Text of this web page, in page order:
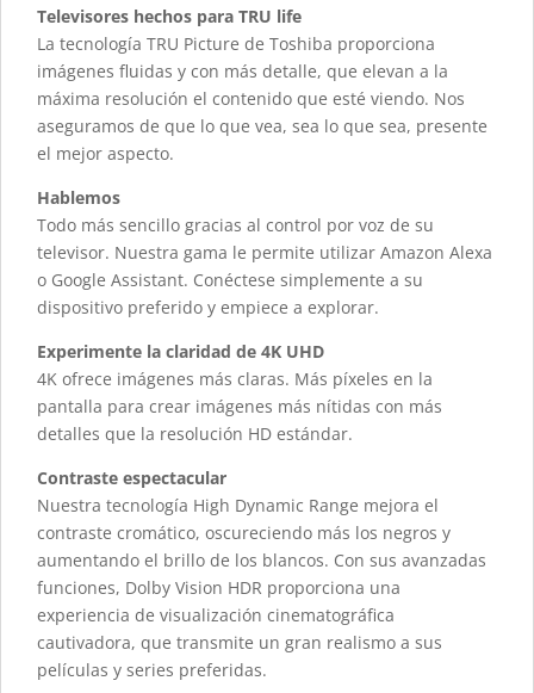
Televisores hechos para TRU life
La tecnología TRU Picture de Toshiba proporciona
imágenes fluidas y con más detalle, que elevan a la
máxima resolución el contenido que esté viendo. Nos
aseguramos de que lo que vea, sea lo que sea, presente
el mejor aspecto.
Hablemos
Todo más sencillo gracias al control por voz de su
televisor. Nuestra gama le permite utilizar Amazon Alexa
o Google Assistant. Conéctese simplemente a su
dispositivo preferido y empiece a explorar.
Experimente la claridad de 4K UHD
4K ofrece imágenes más claras. Más píxeles en la
pantalla para crear imágenes más nítidas con más
detalles que la resolución HD estándar.
Contraste espectacular
Nuestra tecnología High Dynamic Range mejora el
contraste cromático, oscureciendo más los negros y
aumentando el brillo de los blancos. Con sus avanzadas
funciones, Dolby Vision HDR proporciona una
experiencia de visualización cinematográfica
cautivadora, que transmite un gran realismo a sus
películas y series preferidas.